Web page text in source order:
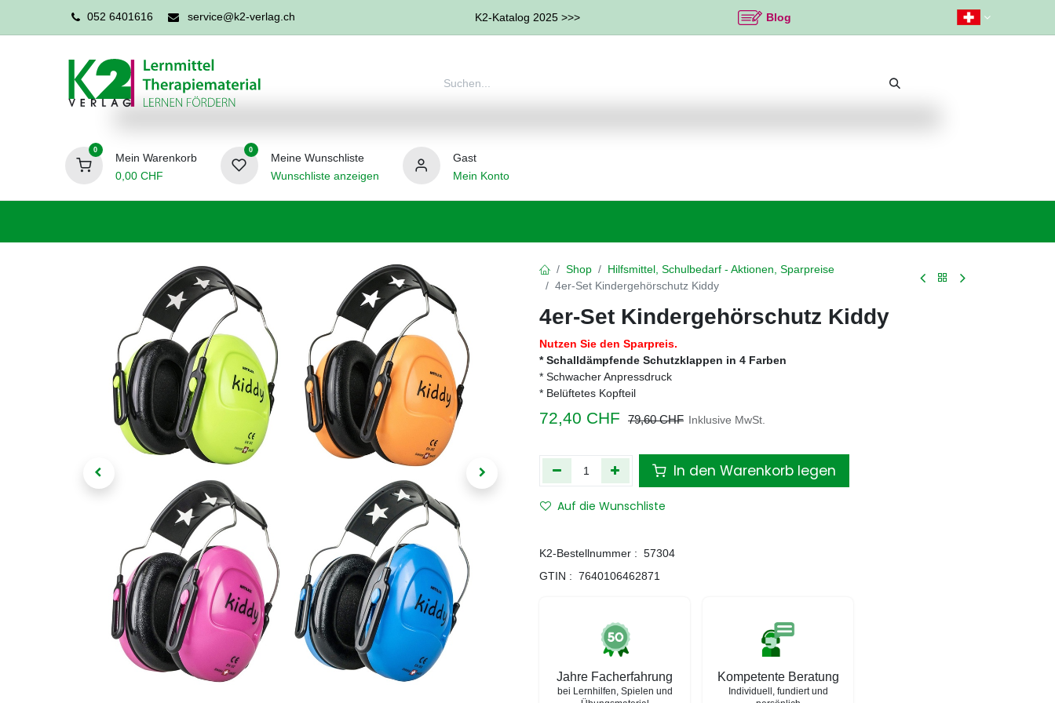
052 6401616 service@k2-verlag.ch K2-Katalog 2025 >>> Blog
0
Mein Warenkorb
0,00CHF
0
Meine Wunschliste
Wunschliste anzeigen
Gast
Mein Konto
Shop
Hilfsmittel, Schulbedarf - Aktionen, Sparpreise
4er-Set Kindergehörschutz Kiddy
4er-Set Kindergehörschutz Kiddy
Nutzen Sie den Sparpreis.
* Schalldämpfende Schutzklappen in 4 Farben
* Schwacher Anpressdruck
* Belüftetes Kopfteil
72,40 CHF 79,60CHF Inklusive MwSt.
In den Warenkorb legen
Auf die Wunschliste
K2-Bestellnummer : 57304
GTIN : 7640106462871
Jahre Facherfahrung
bei Lernhilfen, Spielen und
Kompetente Beratung
Individuell, fundiert und